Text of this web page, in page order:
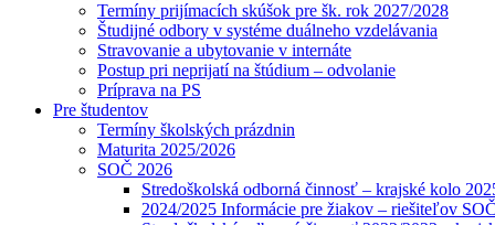
Termíny prijímacích skúšok pre šk. rok 2027/2028
Študijné odbory v systéme duálneho vzdelávania
Stravovanie a ubytovanie v internáte
Postup pri neprijatí na štúdium – odvolanie
Príprava na PS
Pre študentov
Termíny školských prázdnin
Maturita 2025/2026
SOČ 2026
Stredoškolská odborná činnosť – krajské kolo
2024/2025 Informácie pre žiakov – riešiteľov SOČ